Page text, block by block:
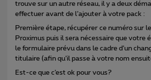
trouve sur un autre réseau, il y a deux
effectuer avant de l’ajouter à votre pack :
Première étape, récupérer ce numéro sur
Proximus puis il sera nécessaire que votre
le formulaire prévu dans le cadre d’un
titulaire (afin qu’il passe à votre nom
Est-ce que c’est ok pour vous?